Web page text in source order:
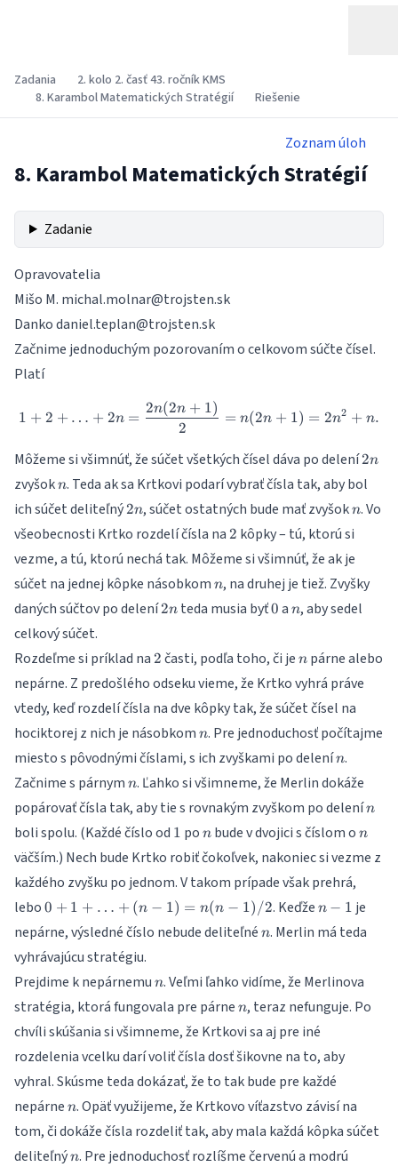
Zadania
2. kolo 2. časť 43. ročník KMS
8. Karambol Matematických Stratégií
Riešenie
Zoznam úloh
8. Karambol Matematických Stratégií
Zadanie
Opravovatelia
Mišo M. michal.molnar@trojsten.sk
Dankodaniel.teplan@trojsten.sk
Začnime jednoduchým pozorovaním o celkovom súčte čísel.
Platí
1 + 2 + \ldots + 2n =
1 + 2 + … + 2n =
2
2n(2n + 1)
= n(2n + 1) = 2n2 + n.
Môžeme si všimnúť, že súčet všetkých čísel dáva po delení2n
2n
zvyšokn
n. Teda ak sa Krtkovi podarí vybrať čísla tak, aby bol
ich súčet deliteľný 2n
2n, súčet ostatných bude mať zvyšokn
n. Vo
všeobecnosti Krtko rozdelí čísla na 2
2 kôpky – tú, ktorú si
vezme, a tú, ktorú nechá tak. Môžeme si všimnúť, že ak je
súčet na jednej kôpke násobkom n
n, na druhej je tiež. Zvyšky
daných súčtov po delení2n
2n teda musia byť0
0 a n
n, aby sedel
celkový súčet.
Rozdeľme si príklad na 2
2 časti, podľa toho, či je n
n párne alebo
nepárne. Z predošlého odseku vieme, že Krtko vyhrá práve
vtedy, keď rozdelí čísla na dve kôpky tak, že súčet čísel na
hociktorej z nich je násobkom n
n. Pre jednoduchosť počítajme
miesto s pôvodnými číslami, s ich zvyškami po delenín
n.
Začnime s párnym n
n. Ľahko si všimneme, že Merlin dokáže
popárovať čísla tak, aby tie s rovnakým zvyškom po delenín
n
boli spolu. (Každé číslo od 1
1 po n
n bude v dvojici s číslom o n
n
väčším.) Nech bude Krtko robiť čokoľvek, nakoniec si vezme z
každého zvyšku po jednom. V takom prípade však prehrá,
lebo 0 + 1
\ldots
+ (n-
1) =
1)/2
0 + 1 + … + (n − 1) = n(n − 1) /2. Keďže n-
n − 1 je
nepárne, výsledné číslo nebude deliteľné n
n. Merlin má teda
vyhrávajúcu stratégiu.
Prejdime k nepárnemu n
n. Veľmi ľahko vidíme, že Merlinova
stratégia, ktorá fungovala pre párne n
n, teraz nefunguje. Po
chvíli skúšania si všimneme, že Krtkovi sa aj pre iné
rozdelenia vcelku darí voliť čísla dosť šikovne na to, aby
vyhral. Skúsme teda dokázať, že to tak bude pre každé
nepárne n
n. Opäť využijeme, že Krtkovo víťazstvo závisí na
tom, či dokáže čísla rozdeliť tak, aby mala každá kôpka súčet
deliteľnýn
n. Pre jednoduchosť rozlíšme červenú a modrú